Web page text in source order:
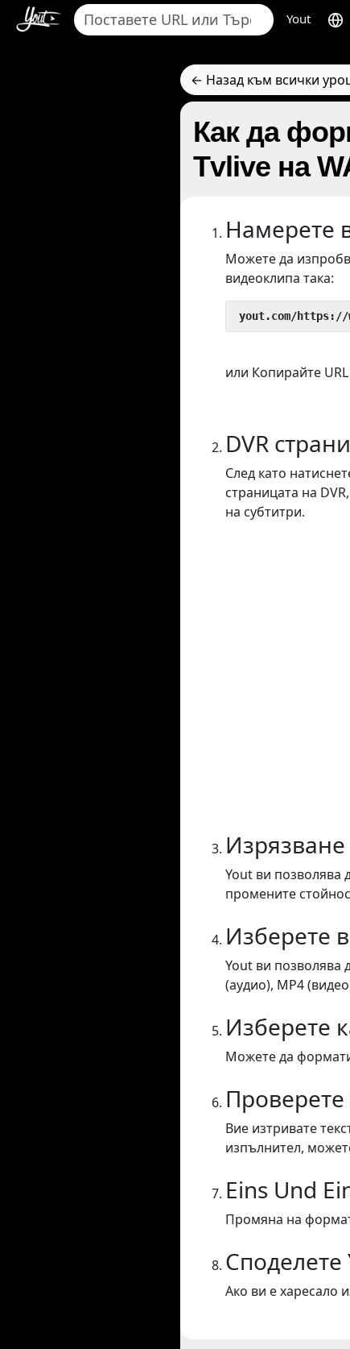
Yout
← Назад към всички
Как да
Tvlive на
Намерете
Можете да
видеоклипа така:
yout.com/https://
или Копирайте
DVR
След като
страницата на
на субтитри.
Изрязване
Yout ви позволява
промените
Изберете
Yout ви позволява
(аудио), MP4
Изберете
Можете да
Вие изтривате
изпълнител,
Eins Und
Промяна на
Споделете
Ако ви е харесало